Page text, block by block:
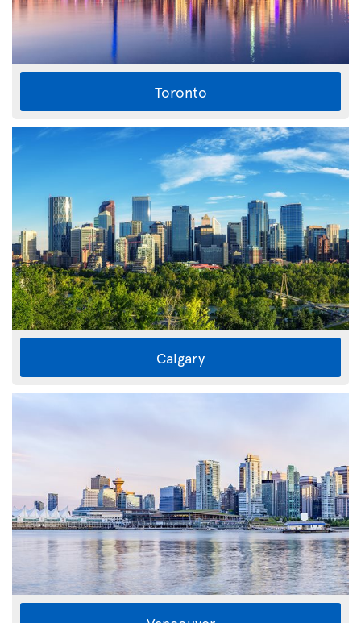
Toronto
Calgary